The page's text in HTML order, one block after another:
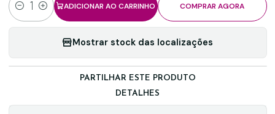
Quantidade
ADICIONAR AO CARRINHO COMPRAR AGORA
Mostrar stock das localizações
PARTILHAR ESTE PRODUTO
DETALHES